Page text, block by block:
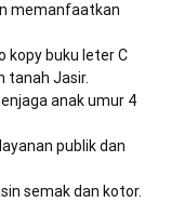
memanfaatkan
kopy buku leter C
tanah Jasir.
anak umur 4
publik dan
semak dan kotor.